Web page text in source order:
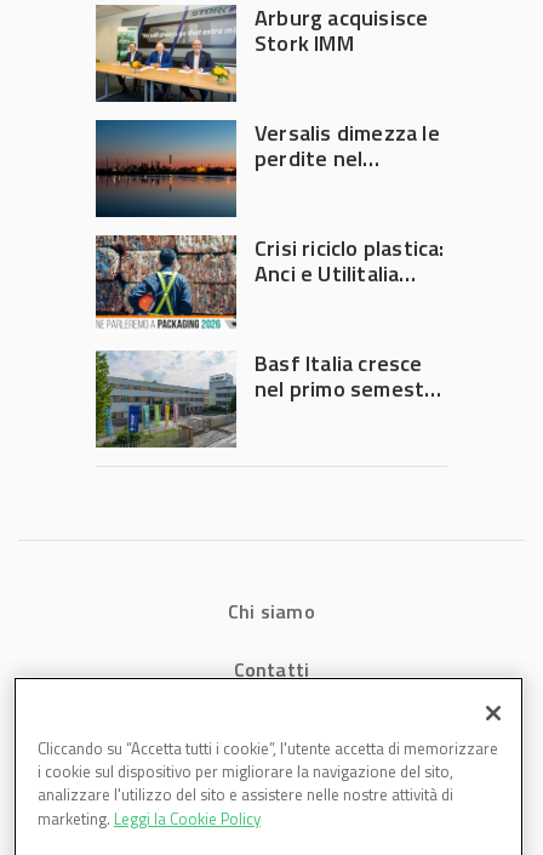
Arburg acquisisce
Stork IMM
Versalis dimezza le
perdite nel
Crisi riciclo plastica:
Anci e Utilitalia
Governo
Basf Italia cresce
nel primo semestre
Chi siamo
Contatti
Cookies
Cliccando su “Accetta tutti i cookie”, l'utente accetta di memorizzare
i cookie sul dispositivo per migliorare la navigazione del sito,
analizzare l'utilizzo del sito e assistere nelle nostre attività di
marketing. Leggi la Cookie Policy